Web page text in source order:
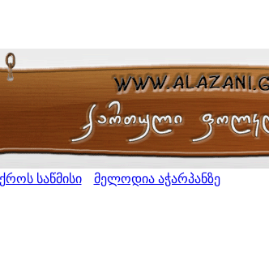
საწმისი მელოდია აჭარპანზე